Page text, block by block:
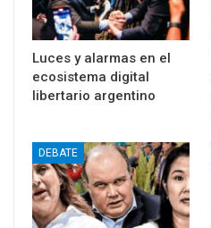
Luces y alarmas en el
ecosistema digital
libertario argentino
DEBATE